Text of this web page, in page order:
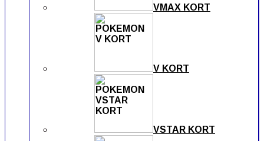
VMAX KORT
V KORT
VSTAR KORT